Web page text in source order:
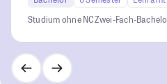
Studium ohne NCZwei-Fach-